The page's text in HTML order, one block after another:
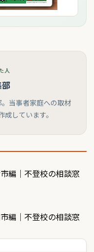
人
当事者家庭への取材
しています。
編｜不登校の相談窓
編｜不登校の相談窓